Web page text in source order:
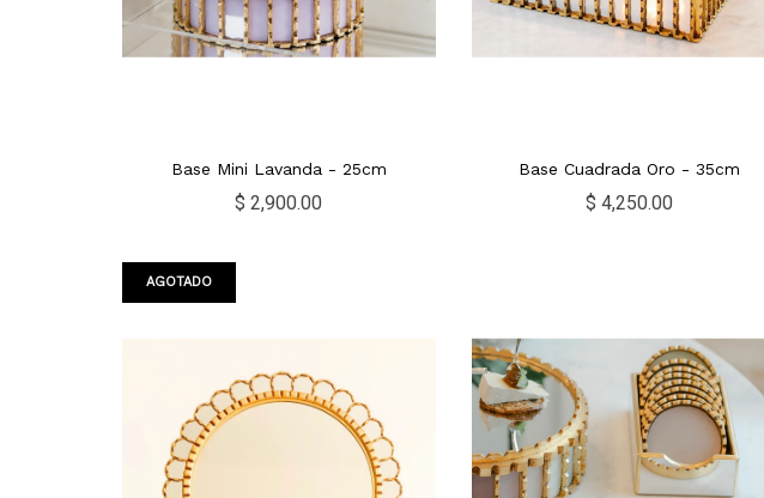
Base Mini Lavanda - 25cm
$ 2,900.00
Base Cuadrada Oro - 35cm
$ 4,250.00
AGOTADO